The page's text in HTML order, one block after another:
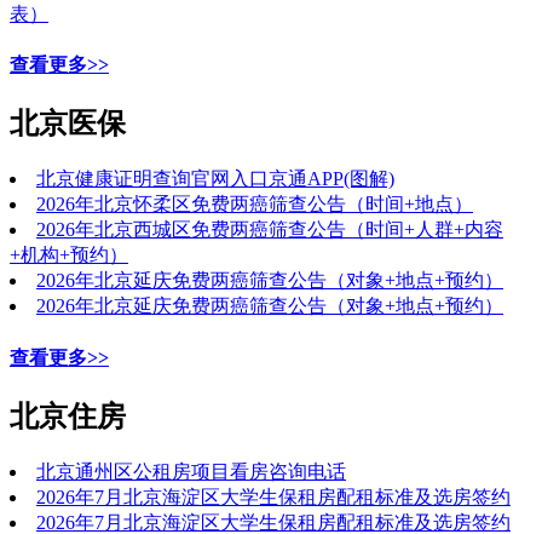
表）
查看更多>>
北京医保
北京健康证明查询官网入口京通APP(图解)
2026年北京怀柔区免费两癌筛查公告（时间+地点）
2026年北京西城区免费两癌筛查公告（时间+人群+内容
+机构+预约）
2026年北京延庆免费两癌筛查公告（对象+地点+预约）
2026年北京延庆免费两癌筛查公告（对象+地点+预约）
查看更多>>
北京住房
北京通州区公租房项目看房咨询电话
2026年7月北京海淀区大学生保租房配租标准及选房签约
2026年7月北京海淀区大学生保租房配租标准及选房签约